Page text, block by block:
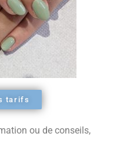
tarifs
ou de conseils,